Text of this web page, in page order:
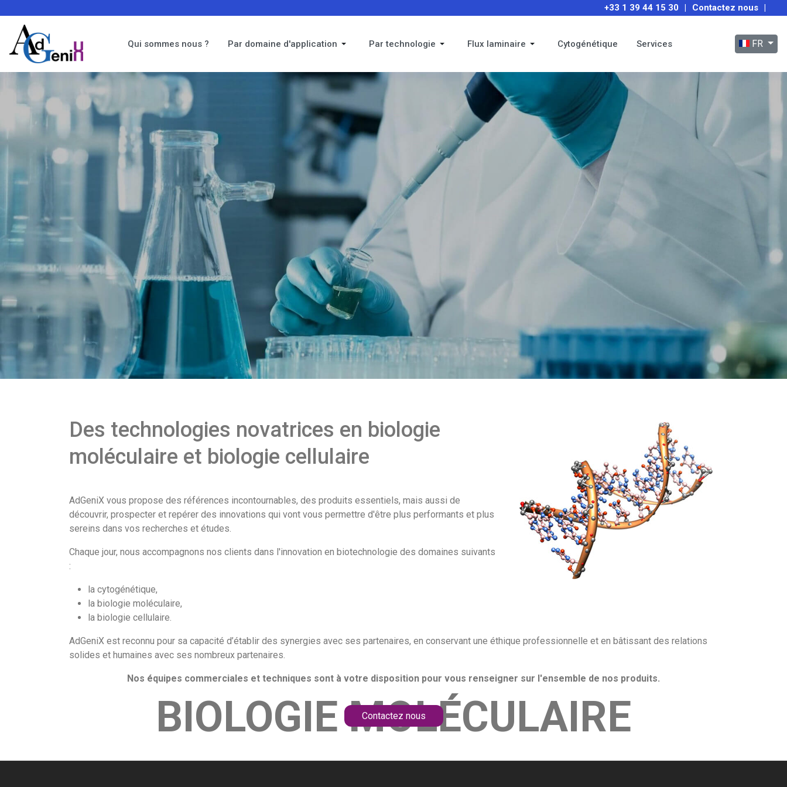
+33 1 39 44 15 30 | Contactez nous |
Qui sommes nous ? Par domaine d'application Par technologie Flux laminaire Cytogénétique Services FR
BIOLOGIE MOLÉCULAIRE
Des technologies novatrices en biologie
moléculaire et biologie cellulaire
AdGeniX vous propose des références incontournables, des produits essentiels, mais aussi de
découvrir, prospecter et repérer des innovations qui vont vous permettre d'être plus performants et plus
sereins dans vos recherches et études.
Chaque jour, nous accompagnons nos clients dans l'innovation en biotechnologie des domaines suivants
:
la cytogénétique,
la biologie moléculaire,
la biologie cellulaire.
AdGeniX est reconnu pour sa capacité d’établir des synergies avec ses partenaires, en conservant une éthique professionnelle et en bâtissant des relations
solides et humaines avec ses nombreux partenaires.
Nos équipes commerciales et techniques sont à votre disposition pour vous renseigner sur l'ensemble de nos produits.
Contactez nous